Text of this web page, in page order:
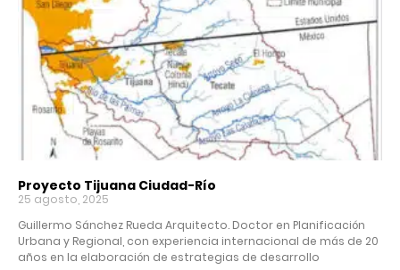
Proyecto Tijuana Ciudad-Río
25 agosto, 2025
Guillermo Sánchez Rueda Arquitecto. Doctor en Planificación
Urbana y Regional, con experiencia internacional de más de 20
años en la elaboración de estrategias de desarrollo